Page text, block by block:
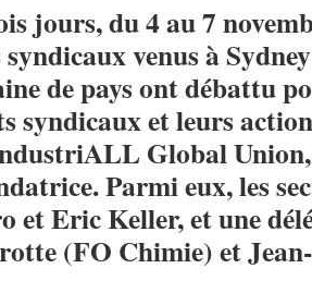
jours, du 4 au 7
syndicaux venus à
de pays ont débattu
syndicaux et leurs
Global
Parmi eux, les
et Eric Keller, et une
(FO Chimie) et